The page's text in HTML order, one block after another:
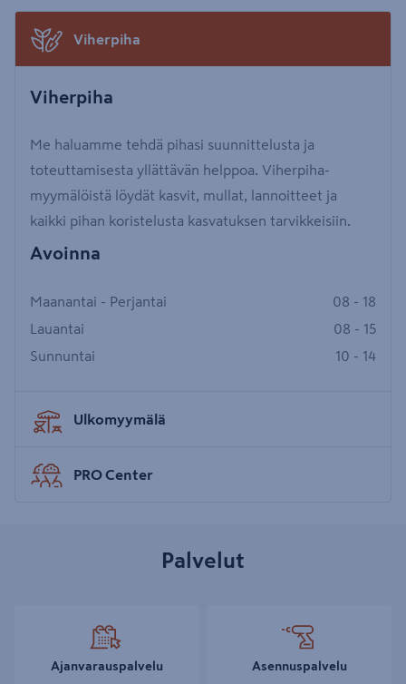
Viherpiha
Viherpiha
Me haluamme tehdä pihasi suunnittelusta ja
toteuttamisesta yllättävän helppoa. Viherpiha-
myymälöistä löydät kasvit, mullat, lannoitteet ja
kaikki pihan koristelusta kasvatuksen tarvikkeisiin.
Avoinna
Maanantai - Perjantai
08 - 18
Lauantai
08 - 15
Sunnuntai
10 - 14
Ulkomyymälä
PRO Center
Palvelut
Ajanvarauspalvelu Asennuspalvelu